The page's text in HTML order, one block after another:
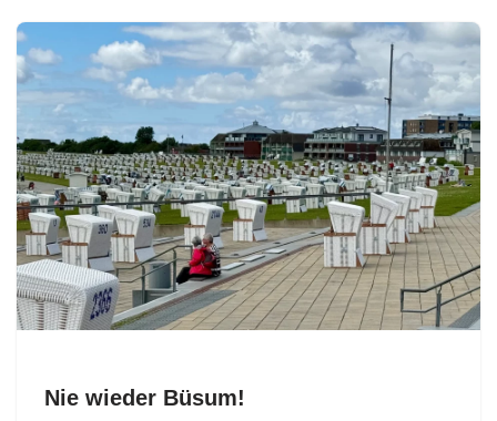
Nie wieder Büsum!